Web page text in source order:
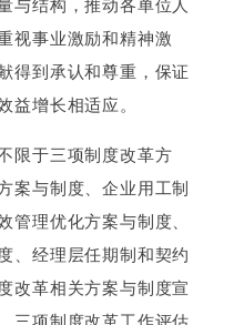
与结构，推动各单位人
视事业激励和精神激
得到承认和尊重，保证
益增长相适应。
限于三项制度改革方
案与制度、企业用工制
管理优化方案与制度、
、经理层任期制和契约
改革相关方案与制度宣